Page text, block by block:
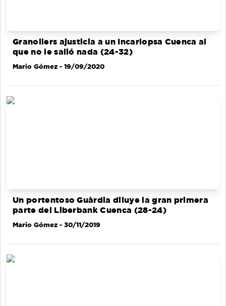
Granollers ajusticia a un Incarlopsa Cuenca al
que no le salió nada (24-32)
Mario Gómez - 19/09/2020
Un portentoso Guàrdia diluye la gran primera
parte del Liberbank Cuenca (28-24)
Mario Gómez - 30/11/2019